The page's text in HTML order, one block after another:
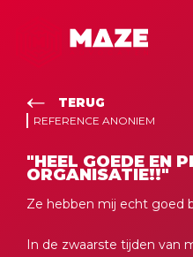
TERUG
REFERENCE ANONIEM
"HEEL GOEDE EN
ORGANISATIE!!"
Ze hebben mij echt goed
In de zwaarste tijden van